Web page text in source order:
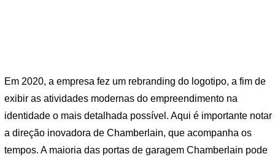
Em 2020, a empresa fez um rebranding do logotipo, a fim de
exibir as atividades modernas do empreendimento na
identidade o mais detalhada possível. Aqui é importante notar
a direção inovadora de Chamberlain, que acompanha os
tempos. A maioria das portas de garagem Chamberlain pode